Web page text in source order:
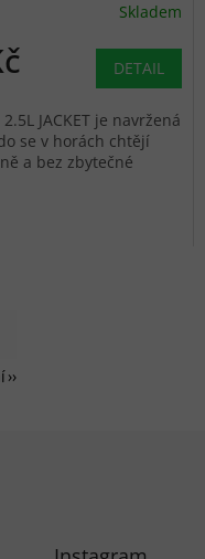
Skladem
DETAIL
JACKET je navržená
se v horách chtějí
a bez zbytečné